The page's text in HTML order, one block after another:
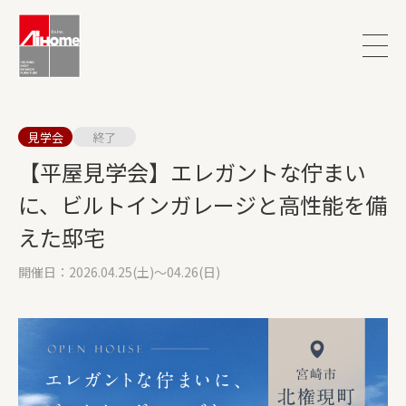
見学会 終了
【平屋見学会】エレガントな佇まい
に、ビルトインガレージと高性能を備
えた邸宅
開催日：2026.04.25(土)～04.26(日)